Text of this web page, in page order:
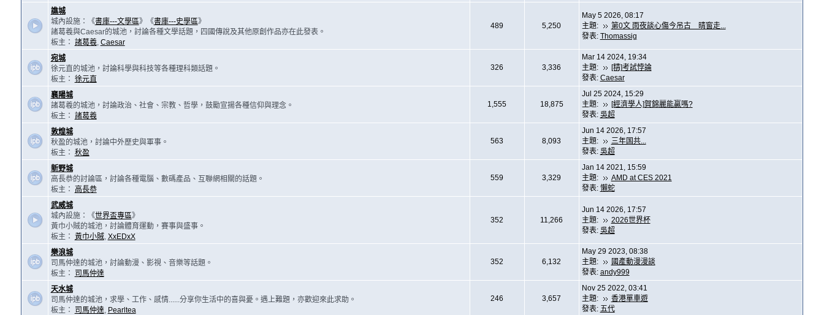
譙城
城內設施：《書庫---文學區》《書庫---史學區》
諸葛羲與Caesar的城池，討論各種文學話題，四國傳說及其他原創作品亦在此發表。
板主： 諸葛羲, Caesar
489 5,250
May 5 2026, 08:17
主題:
第0文 雨夜談心傷今吊古 晴窗走...
發表: Thomassig
宛城
徐元直的城池，討論科學與科技等各種理科類話題。
板主： 徐元直
326 3,336
Mar 14 2024, 19:34
主題:
[精]考試悖論
發表: Caesar
襄陽城
諸葛羲的城池，討論政治、社會、宗教、哲學，鼓勵宣揚各種信仰與理念。
板主： 諸葛羲
1,555 18,875
Jul 25 2024, 15:29
主題:
[經濟學人]賀錦麗能贏嗎?
發表: 吳超
敦煌城
秋盈的城池，討論中外歷史與軍事。
板主： 秋盈
563 8,093
Jun 14 2026, 17:57
主題:
三年国共...
發表: 吳超
新野城
高長恭的討論區，討論各種電腦、數碼產品、互聯網相關的話題。
板主：
高長恭
559 3,329
Jan 14 2021, 15:59
主題:
AMD at CES 2021
發表: 懶蛇
武威城
城內設施：《世界盃專區》
黃巾小賊的城池，討論體育運動，賽事與盛事。
板主： 黃巾小賊, XxEDxX
352 11,266
Jun 14 2026, 17:57
主題:
2026世界杯
發表: 吳超
樂浪城
司馬仲達的城池，討論動漫、影視、音樂等話題。
板主：
司馬仲達
352 6,132
May 29 2023, 08:38
主題:
國產動漫漫談
發表: andy999
天水城
司馬仲達的城池，求學、工作、感情......分享你生活中的喜與憂。遇上難題，亦歡迎來此求助。
板主：
司馬仲達, Pearltea
246 3,657
Nov 25 2022, 03:41
主題:
香港單車遊
發表: 五代